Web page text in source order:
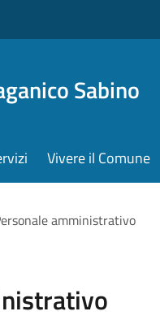
Sabino
Vivere il Comune
amministrativo